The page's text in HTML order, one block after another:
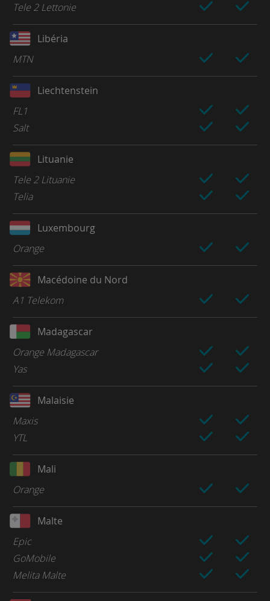
Tele 2 Lettonie
Libéria
MTN
Liechtenstein
FL1
Salt
Lituanie
Tele 2 Lituanie
Telia
Luxembourg
Orange
Macédoine du Nord
A1 Telekom
Madagascar
Orange Madagascar
Yas
Malaisie
Maxis
YTL
Mali
Orange
Malte
Epic
GoMobile
Melita Malte